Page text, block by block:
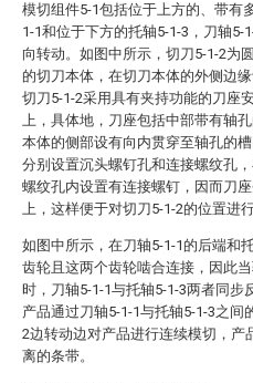
模切组件5-1包括位于上方的、带有
1-1和位于下方的托轴5-1-3，刀轴5-
向转动。如图中所示，切刀5-1-2为
的切刀本体，在切刀本体的外侧边
切刀5-1-2采用具有夹持功能的刀座
上，具体地，刀座包括中部带有轴
本体的侧部设有向内贯穿至轴孔的
分别设置沉头螺钉孔和连接螺纹孔
螺纹孔内设置有连接螺钉，因而刀
上，这样便于对切刀5-1-2的位置进行
如图中所示，在刀轴5-1-1的后端和
齿轮且这两个齿轮啮合连接，因此
时，刀轴5-1-1与托轴5-1-3两者同步
产品通过刀轴5-1-1与托轴5-1-3之间
2边转动边对产品进行连续模切，产
离的条带。